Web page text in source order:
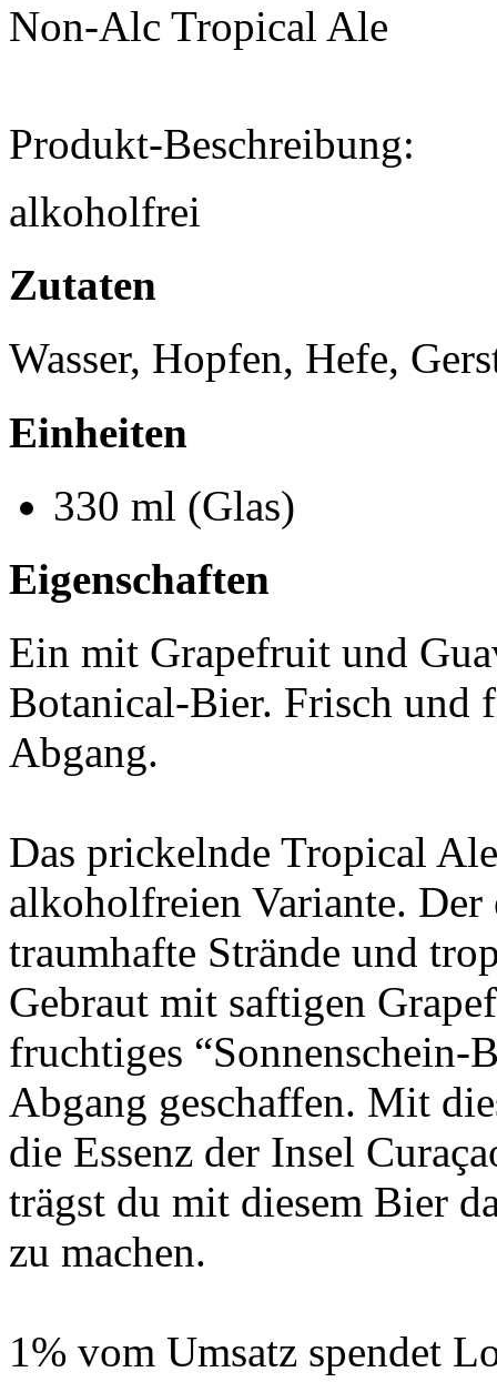
Non-Alc Tropical Ale
Produkt-Beschreibung:
alkoholfrei
Zutaten
Wasser, Hopfen, Hefe,
Einheiten
330 ml (Glas)
Eigenschaften
Ein mit Grapefruit und
Botanical-Bier. Frisch und
Abgang.
Das prickelnde Tropical
alkoholfreien Variante. Der
traumhafte Strände und
Gebraut mit saftigen
fruchtiges
Abgang geschaffen. Mit
die Essenz der Insel
trägst du mit diesem Bier
zu machen.
1% vom Umsatz spendet